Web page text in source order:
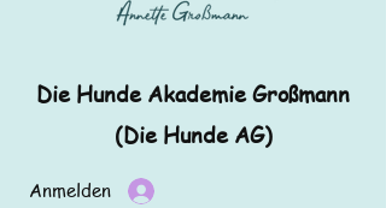
Die Hunde Akademie Großmann
(Die Hunde AG)
Anmelden